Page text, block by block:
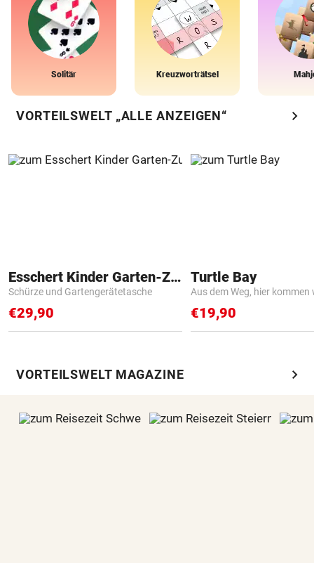
Solitär Kreuzworträtsel
VORTEILSWELT „ALLE ANZEIGEN“ chevron_right
Esschert Kinder Garten-Zubehör
Schürze und Gartengerätetasche
€29,90
Turtle Bay
Aus dem Weg, hier kommen
€19,90
VORTEILSWELT MAGAZINE chevron_right